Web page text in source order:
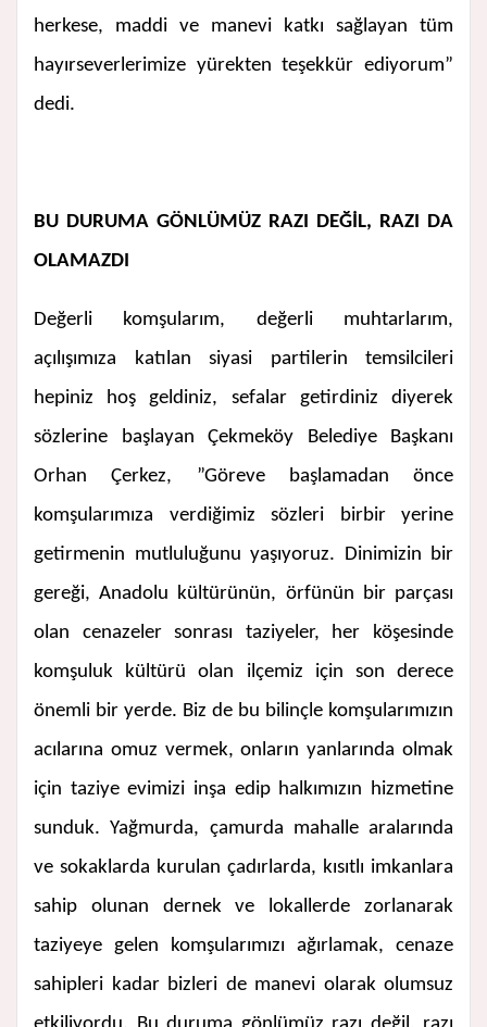
herkese, maddi ve manevi katkı sağlayan tüm
hayırseverlerimize yürekten teşekkür ediyorum”
dedi.
BU DURUMA GÖNLÜMÜZ RAZI DEĞİL, RAZI DA
OLAMAZDI
Değerli komşularım, değerli muhtarlarım,
açılışımıza katılan siyasi partilerin temsilcileri
hepiniz hoş geldiniz, sefalar getirdiniz diyerek
sözlerine başlayan Çekmeköy Belediye Başkanı
Orhan Çerkez, ”Göreve başlamadan önce
komşularımıza verdiğimiz sözleri birbir yerine
getirmenin mutluluğunu yaşıyoruz. Dinimizin bir
gereği, Anadolu kültürünün, örfünün bir parçası
olan cenazeler sonrası taziyeler, her köşesinde
komşuluk kültürü olan ilçemiz için son derece
önemli bir yerde. Biz de bu bilinçle komşularımızın
acılarına omuz vermek, onların yanlarında olmak
için taziye evimizi inşa edip halkımızın hizmetine
sunduk. Yağmurda, çamurda mahalle aralarında
ve sokaklarda kurulan çadırlarda, kısıtlı imkanlara
sahip olunan dernek ve lokallerde zorlanarak
taziyeye gelen komşularımızı ağırlamak, cenaze
sahipleri kadar bizleri de manevi olarak olumsuz